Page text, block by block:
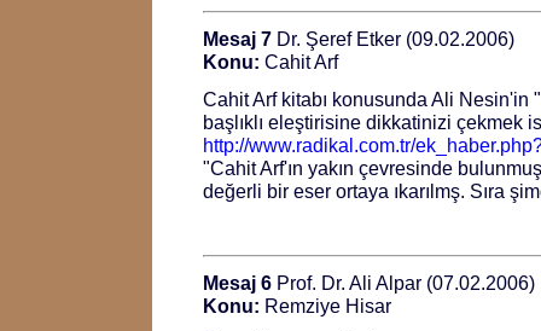
Mesaj 7 Dr. Şeref Etker (09.02.2006)
Konu: Cahit Arf
Cahit Arf kitabı konusunda Ali Nesin'in
başlıklı eleştirisine dikkatinizi çekmek
http://www.radikal.com.tr/
"Cahit Arf'ın yakın çevresinde
değerli bir eser ortaya ıkarılmş. Sıra
Mesaj 6 Prof. Dr. Ali Alpar (07.02.2006)
Konu: Remziye Hisar